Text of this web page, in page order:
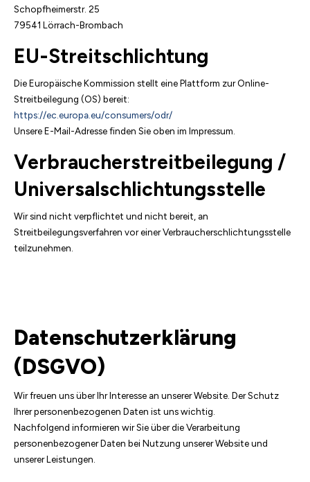
Schopfheimerstr. 25
79541 Lörrach-Brombach
EU-Streitschlichtung
Die Europäische Kommission stellt eine Plattform zur Online-
Streitbeilegung (OS) bereit:
https://ec.europa.eu/consumers/odr/
Unsere E-Mail-Adresse finden Sie oben im Impressum.
Verbraucherstreitbeilegung /
Universalschlichtungsstelle
Wir sind nicht verpflichtet und nicht bereit, an
Streitbeilegungsverfahren vor einer Verbraucherschlichtungsstelle
teilzunehmen.
Datenschutzerklärung
(DSGVO)
Wir freuen uns über Ihr Interesse an unserer Website. Der Schutz
Ihrer personenbezogenen Daten ist uns wichtig.
Nachfolgend informieren wir Sie über die Verarbeitung
personenbezogener Daten bei Nutzung unserer Website und
unserer Leistungen.